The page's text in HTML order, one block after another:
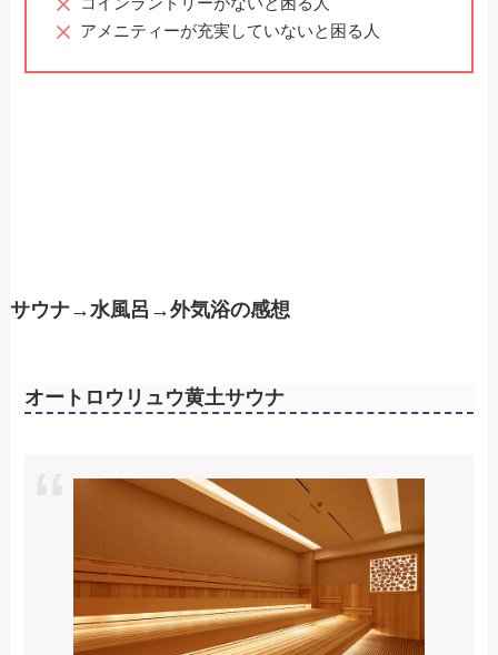
コインランドリーがないと困る人
アメニティーが充実していないと困る人
サウナ→水風呂→外気浴の感想
オートロウリュウ黄土サウナ